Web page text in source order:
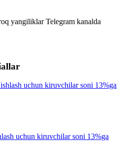
yangiliklar Telegram kanalda
uchun kiruvchilar soni 13%ga